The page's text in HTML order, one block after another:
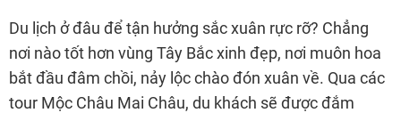
Du lịch ở đâu để tận hưởng sắc xuân rực rỡ? Chẳng
nơi nào tốt hơn vùng Tây Bắc xinh đẹp, nơi muôn hoa
bắt đầu đâm chồi, nảy lộc chào đón xuân về. Qua các
tour Mộc Châu Mai Châu, du khách sẽ được đắm